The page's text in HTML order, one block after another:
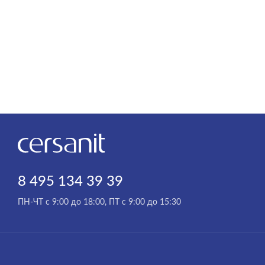
8 495 134 39 39
ПН-ЧТ с 9:00 до 18:00, ПТ с 9:00 до 15:30